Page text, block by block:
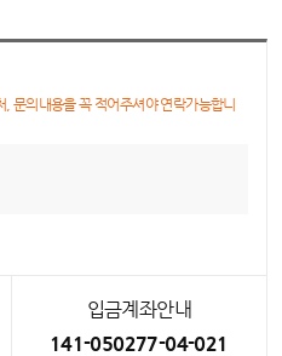
문의내용을 꼭 적어주셔야 연락가능합니
입금계좌안내
141-050277-04-021